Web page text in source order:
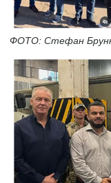
ФОТО: Стефан Брунне